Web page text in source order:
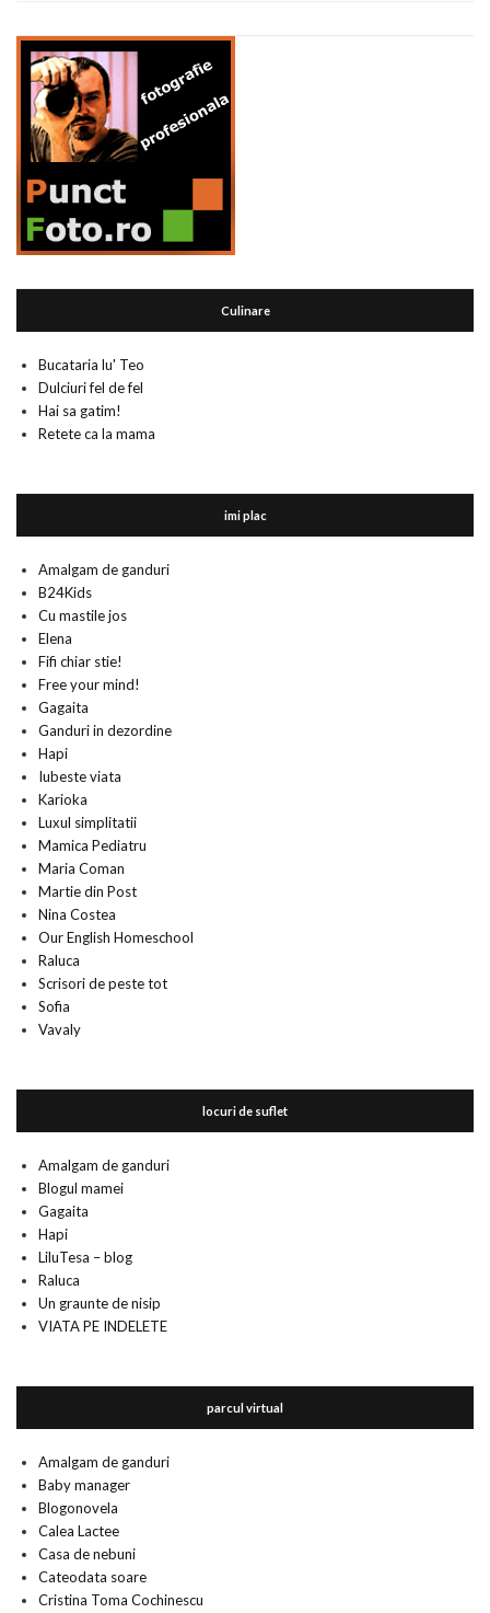
Culinare
Bucataria lu' Teo
Dulciuri fel de fel
Hai sa gatim!
Retete ca la mama
imi plac
Amalgam de ganduri
B24Kids
Cu mastile jos
Elena
Fifi chiar stie!
Free your mind!
Gagaita
Ganduri in dezordine
Hapi
Iubeste viata
Karioka
Luxul simplitatii
Mamica Pediatru
Maria Coman
Martie din Post
Nina Costea
Our English Homeschool
Raluca
Scrisori de peste tot
Sofia
Vavaly
locuri de suflet
Amalgam de ganduri
Blogul mamei
Gagaita
Hapi
LiluTesa – blog
Raluca
Un graunte de nisip
VIATA PE INDELETE
parcul virtual
Amalgam de ganduri
Baby manager
Blogonovela
Calea Lactee
Casa de nebuni
Cateodata soare
Cristina Toma Cochinescu